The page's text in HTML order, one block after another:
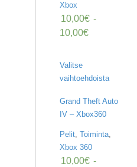
Xbox
10,00€ -
10,00€
Valitse
vaihtoehdoista
Grand Theft Auto
IV – Xbox360
Pelit, Toiminta,
Xbox 360
10,00€ -